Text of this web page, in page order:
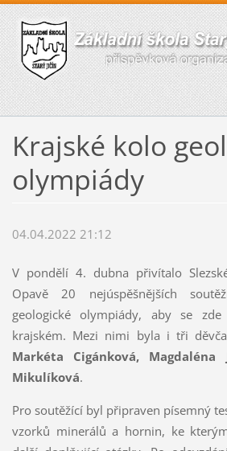
Krajské kolo
olympiády
04.04.2022 21:12
V pondělí 4. dubna přivítalo
Opavě 20 nejúspěšnějších
geologické olympiády, aby se
krajském. Mezi nimi byla i tři
Markéta Cigánková, Magdaléna
Mikulíková.
Pro soutěžící byl připraven písemný
vzorků minerálů a hornin, ke